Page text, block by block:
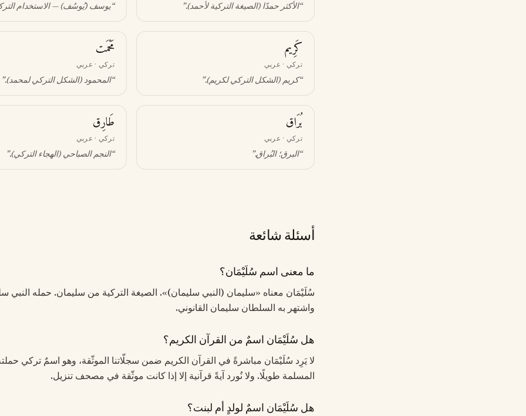
“الأكثر حمدًا (الصيغة التركية لأحمد).”
“يوسف (يُوسُف) — الاستخدام
كَرِيم
تركي · عربي
“كريم (الشكل التركي لكريم).”
مَحْمَت
تركي · عربي
“المحمود (الشكل التركي لمحمد).”
بُرَاق
تركي · عربي
“البرق؛ البُراق.”
طَارِق
تركي · عربي
“النجم الصباحي (الهجاء التركي).”
أسئلة شائعة
ما معنى اسم سُلَيْمَان؟
سُلَيْمَان معناه «سليمان (النبي سليمان)». الصيغة التركية من سليمان. حمله النبي
واشتهر به السلطان سليمان القانوني.
هل سُلَيْمَان اسمٌ من القرآن الكريم؟
لا يَرِد سُلَيْمَان مباشرةً في القرآن الكريم ضمن سجلّاتنا الموثّقة، وهو اسمٌ تركي
المسلمة طويلًا. ولا نُورد آيةً قرآنية إلا إذا كانت موثّقة في مصحف تنزيل.
هل سُلَيْمَان اسمٌ لولدٍ أم لبنت؟